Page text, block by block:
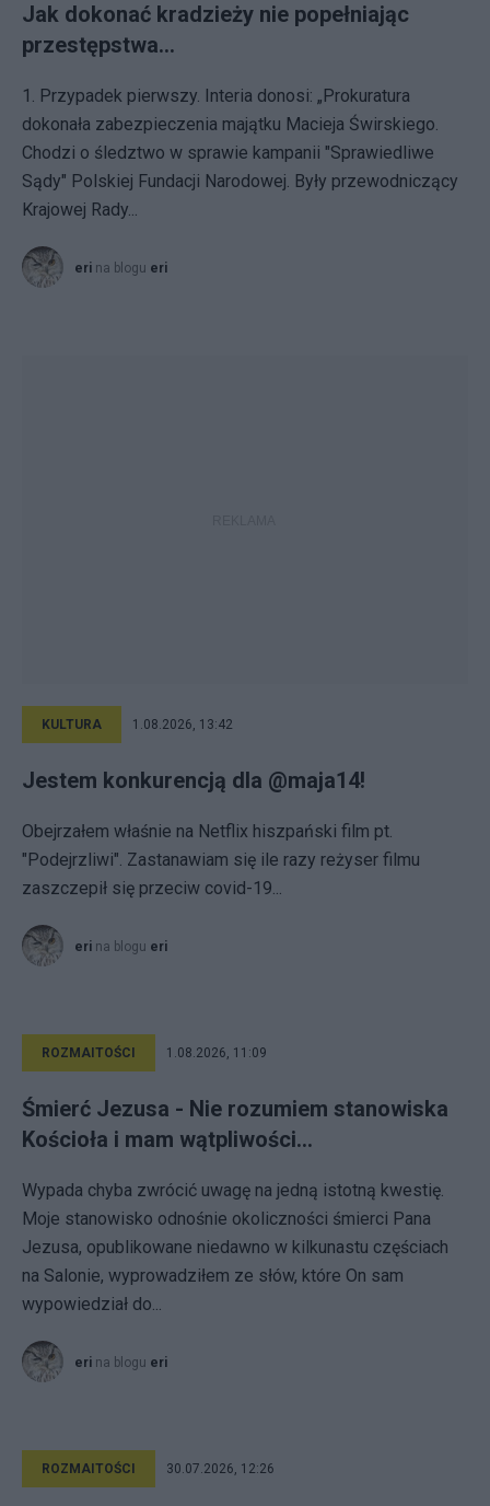
Jak dokonać kradzieży nie popełniając
przestępstwa…
1. Przypadek pierwszy. Interia donosi: „Prokuratura
dokonała zabezpieczenia majątku Macieja Świrskiego.
Chodzi o śledztwo w sprawie kampanii "Sprawiedliwe
Sądy" Polskiej Fundacji Narodowej. Były przewodniczący
Krajowej Rady...
eri na blogu eri
KULTURA 1.08.2026, 13:42
Jestem konkurencją dla @maja14!
Obejrzałem właśnie na Netflix hiszpański film pt.
"Podejrzliwi". Zastanawiam się ile razy reżyser filmu
zaszczepił się przeciw covid-19...
eri na blogu eri
ROZMAITOŚCI 1.08.2026, 11:09
Śmierć Jezusa - Nie rozumiem stanowiska
Kościoła i mam wątpliwości...
Wypada chyba zwrócić uwagę na jedną istotną kwestię.
Moje stanowisko odnośnie okoliczności śmierci Pana
Jezusa, opublikowane niedawno w kilkunastu częściach
na Salonie, wyprowadziłem ze słów, które On sam
wypowiedział do...
eri na blogu eri
ROZMAITOŚCI 30.07.2026, 12:26